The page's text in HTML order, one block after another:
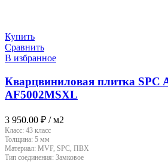
Купить
Сравнить
В избранное
Кварцвиниловая плитка SPC
AF5002MSXL
3 950.00 ₽ / м2
Класс: 43 класс
Толщина: 5 мм
Материал: MVF, SPC, ПВХ
Тип соединения: Замковое